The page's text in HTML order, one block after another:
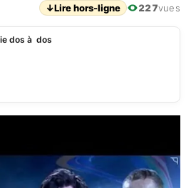
↓Lire hors-ligne 227vues
dos à dos